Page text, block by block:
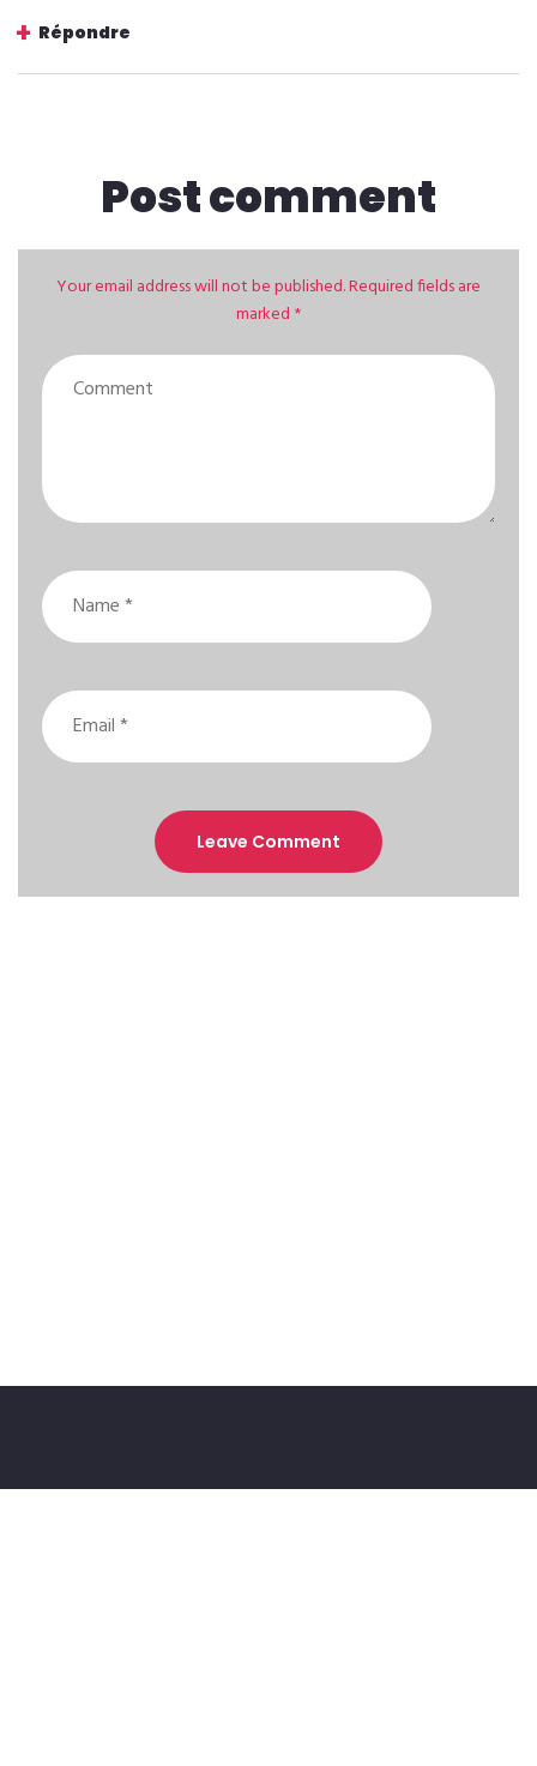
Répondre
Post comment
Your email address will not be published. Required fields are
marked *